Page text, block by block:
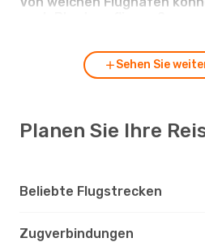
Sehen Sie
Planen Sie Ihre
Beliebte Flugstrecken
Zugverbindungen